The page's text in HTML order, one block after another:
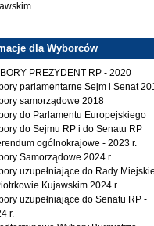
dlaWyborców
PREZYDENT RP - 2020
parlamentarne Sejm i Senat
samorządowe 2018
do Parlamentu Europejskiego
do Sejmu RP i do Senatu RP
ogólnokrajowe - 2023 r.
Samorządowe 2024 r.
uzupełniające do Rady
Kujawskim 2024 r.
uzupełniające do Senatu RP -
r.